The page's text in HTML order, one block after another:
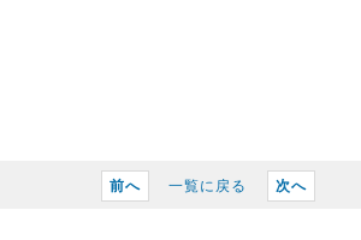
前へ 一覧に戻る 次へ